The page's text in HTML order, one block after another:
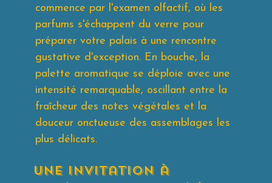
commence par l'examen olfactif, où les
parfums s'échappent du verre pour
préparer votre palais à une rencontre
gustative d'exception. En bouche, la
palette aromatique se déploie avec une
intensité remarquable, oscillant entre la
fraîcheur des notes végétales et la
douceur onctueuse des assemblages les
plus délicats.
Une invitation à